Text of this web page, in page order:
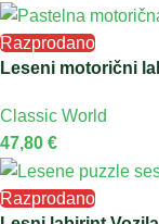
Razprodano
Leseni motorični
Classic World
47,80 €
Razprodano